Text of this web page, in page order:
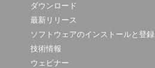
ダウンロード
最新リリース
ソフトウェアのインストールと登録
技術情報
ウェビナー